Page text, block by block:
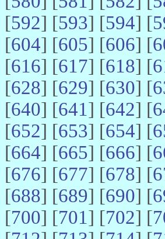
[592] [593] [594] [
[604] [605] [606] [
[616] [617] [618] [
[628] [629] [630] [
[640] [641] [642] [
[652] [653] [654] [
[664] [665] [666] [
[676] [677] [678] [
[688] [689] [690] [
[700] [701] [702] [